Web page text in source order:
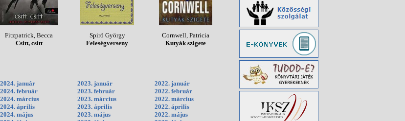
Fitzpatrick, Becca
Csitt, csitt
Spiró György
Feleségverseny
Cornwell, Patricia
Kutyák szigete
2024. január
2024. február
2024. március
2024. április
2024. május
2023. január
2023. február
2023. március
2023. április
2023. május
2022. január
2022. február
2022. március
2022. április
2022. május